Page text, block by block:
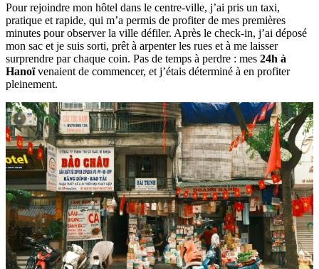
Pour rejoindre mon hôtel dans le centre-ville, j’ai pris un taxi,
pratique et rapide, qui m’a permis de profiter de mes premières
minutes pour observer la ville défiler. Après le check-in, j’ai déposé
mon sac et je suis sorti, prêt à arpenter les rues et à me laisser
surprendre par chaque coin. Pas de temps à perdre : mes 24h à
Hanoïvenaient de commencer, et j’étais déterminé à en profiter
pleinement.